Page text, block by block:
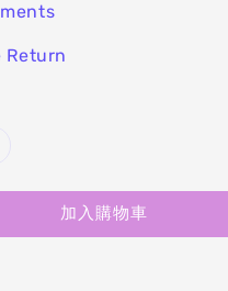
Return
加入購物車